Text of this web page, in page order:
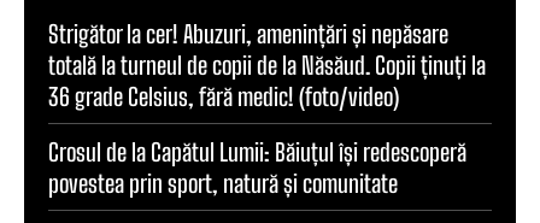
Strigător la cer! Abuzuri, amenințări și nepăsare
totală la turneul de copii de la Năsăud. Copii ținuți la
36 grade Celsius, fără medic! (foto/video)
Crosul de la Capătul Lumii: Băiuțul își redescoperă
povestea prin sport, natură și comunitate